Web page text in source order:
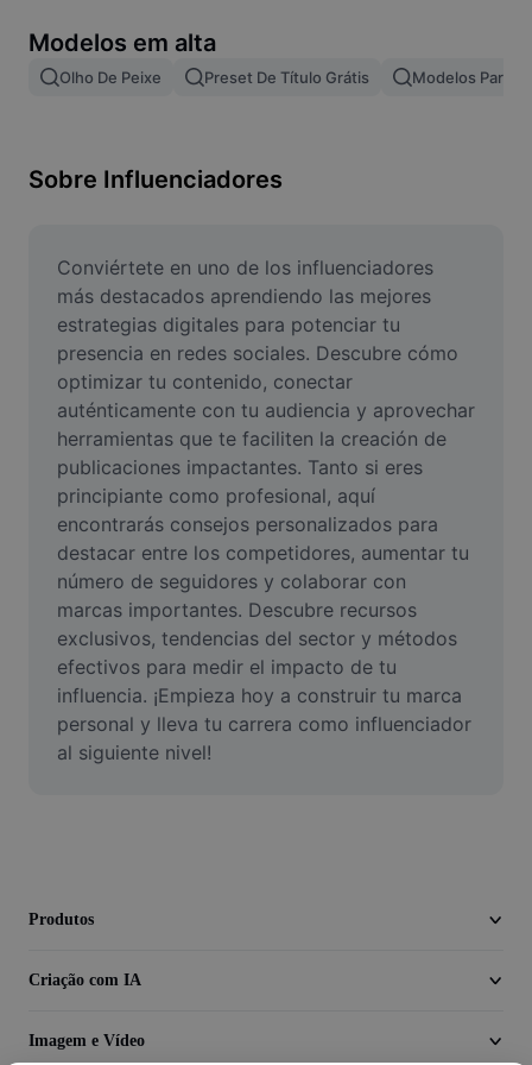
Mesclar imagens
Redimensionar Imagem
Criador de Memes
AI Text Remover
AI People Remover
AI Inpainting
Face Cutout
Vídeo
Remover plano de fundo de vídeo
Aprimorar qualidade
Editor de Video
Cortar Vídeo
Modelos em alta
Olho De Peixe Preset De Título Grátis Modelos Para
Sobre Influenciadores
Conviértete en uno de los influenciadores
más destacados aprendiendo las mejores
estrategias digitales para potenciar tu
presencia en redes sociales. Descubre cómo
optimizar tu contenido, conectar
auténticamente con tu audiencia y aprovechar
herramientas que te faciliten la creación de
publicaciones impactantes. Tanto si eres
principiante como profesional, aquí
encontrarás consejos personalizados para
destacar entre los competidores, aumentar tu
número de seguidores y colaborar con
marcas importantes. Descubre recursos
exclusivos, tendencias del sector y métodos
efectivos para medir el impacto de tu
influencia. ¡Empieza hoy a construir tu marca
personal y lleva tu carrera como influenciador
al siguiente nivel!
Produtos
Criação com IA
Imagem e Vídeo